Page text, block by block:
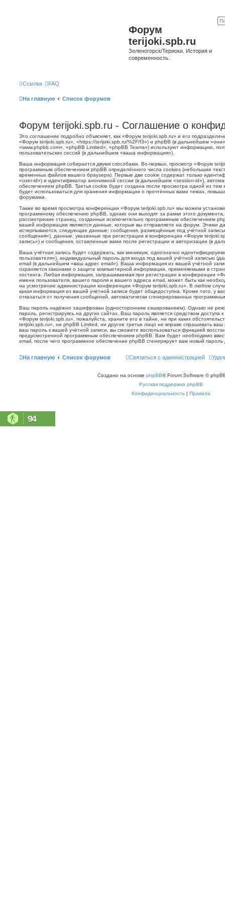
Форум
terijoki.spb.ru
Зеленогорск/Териоки. История и
современность.
Ссылки FAQ
На главную Список форумов
Форум terijoki.spb.ru - Соглашение о
Это соглашение подробно объясняет, как «Форум terijoki.spb.ru» и его
«Форум terijoki.spb.ru», «https://terijoki.spb.ru/%2F/f3») и phpBB (в дальнейшем
«www.phpbb.com», «phpBB Limited», «phpBB Teams») используют информацию,
пользовательских сессий (в дальнейшем «ваша информация»).
Ваша информация собирается двумя способами. Во-первых, просмотр «Форум
программным обеспечением phpBB определённого числа cookies (небольшие
временных файлов вашего браузера). Первые две cookie содержат только
«user-id») и идентификатор анонимной сессии (в дальнейшем «session-id»),
обеспечением phpBB. Третья cookie будет создана после просмотра одной из
будет использоваться для хранения информации о прочтённых вами темах,
форумами.
Также во время просмотра конференции «Форум terijoki.spb.ru» мы можем
программному обеспечению phpBB, однако они выходят за рамки этого документа,
рассмотрение страниц, созданных исключительно программным обеспечением
вашей информации являются данные, которые вы отправляете на форум. Этими
исчерпываются, следующие данные: сообщения, размещённые под учётной
сообщения»), данные, указанные при регистрации в конференции «Форум
запись») и сообщения, оставленные вами после регистрации и авторизации (в
Ваша учётная запись будет содержать, как минимум, однозначно
пользователя»), индивидуальный пароль для входа под вашей учётной записью
email (в дальнейшем «ваш адрес email»). Ваша информация из вашей учётной
охраняется законами о защите компьютерной информации, применяемыми в
хостинга. Любая информация, запрашиваемая при регистрации в конференции
имени пользователя, вашего пароля и вашего адреса email, может быть как
на усмотрение администрации конференции «Форум terijoki.spb.ru». В любом
какая информация из вашей учётной записи будет общедоступна. Кроме того, у
отказаться от получения сообщений, автоматически сгенерированных
Ваш пароль надёжно зашифрован (односторонним хэшированием). Однако не
пароль, регистрируясь на других сайтах. Ваш пароль является средством
«Форум terijoki.spb.ru», пожалуйста, храните его в тайне, ни при каких
terijoki.spb.ru», ни phpBB Limited, ни другое третье лицо не вправе спрашивать
ваш пароль к вашей учётной записи, вы сможете воспользоваться функцией
предусмотренной программным обеспечением phpBB. Вам будет необходимо
email, после чего программное обеспечение phpBB сгенерирует вам новый
На главную Список форумов Связаться с администрацией
Создано на основе phpBB® Forum Software ©
Русская поддержка phpBB
Конфиденциальность | Правила
94